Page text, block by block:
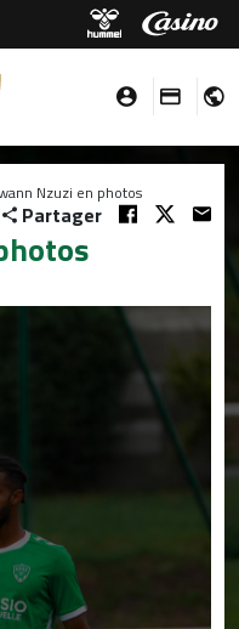
Nzuzi en photos
Partager